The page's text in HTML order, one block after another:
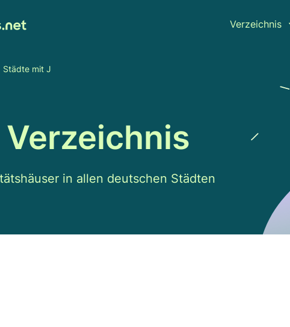
Verzeichnis
Städte mit J
in allen deutschen Städten